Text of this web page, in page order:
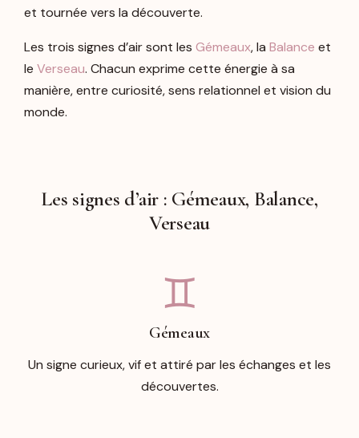
et tournée vers la découverte.
Les trois signes d’air sont les Gémeaux, la Balance et
le Verseau. Chacun exprime cette énergie à sa
manière, entre curiosité, sens relationnel et vision du
monde.
Les signes d’air : Gémeaux, Balance,
Verseau
♊︎
Gémeaux
Un signe curieux, vif et attiré par les échanges et les
découvertes.